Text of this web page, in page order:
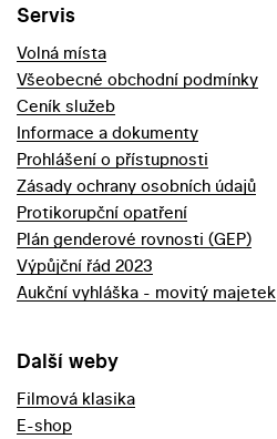
Servis
Volná místa
Všeobecné obchodní podmínky
Ceník služeb
Informace a dokumenty
Prohlášení o přístupnosti
Zásady ochrany osobních údajů
Protikorupční opatření
Plán genderové rovnosti (GEP)
Výpůjční řád 2023
Aukční vyhláška - movitý majetek
Další weby
Filmová klasika
E-shop